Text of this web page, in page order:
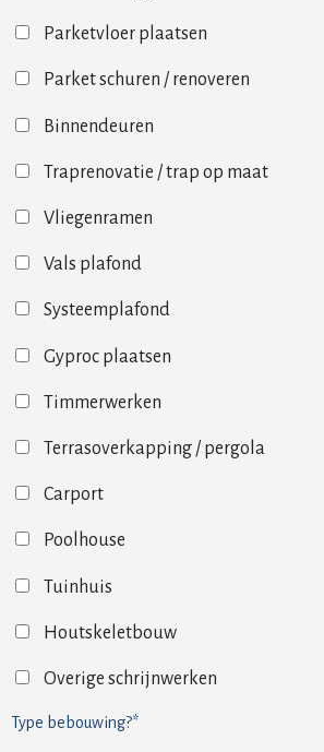
Parketvloer plaatsen
Parket schuren / renoveren
Binnendeuren
Traprenovatie / trap op maat
Vliegenramen
Vals plafond
Systeemplafond
Gyproc plaatsen
Timmerwerken
Terrasoverkapping / pergola
Carport
Poolhouse
Tuinhuis
Houtskeletbouw
Overige schrijnwerken
Type bebouwing?*